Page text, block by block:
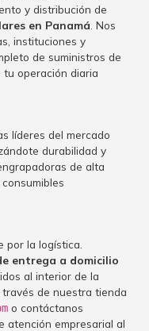
y distribución de
en Panamá . Nos
instituciones y
de suministros de
operación diaria
líderes del mercado
durabilidad y
de alta
por la logística.
entrega a domicilio
al interior de la
de nuestra tienda
o contáctanos
atención empresarial al